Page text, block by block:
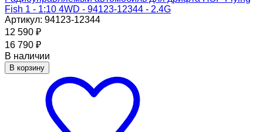
Fish 1 - 1:10 4WD - 94123-12344 - 2.4G
Артикул: 94123-12344
12 590 ₽
16 790 ₽
В наличии
В корзину